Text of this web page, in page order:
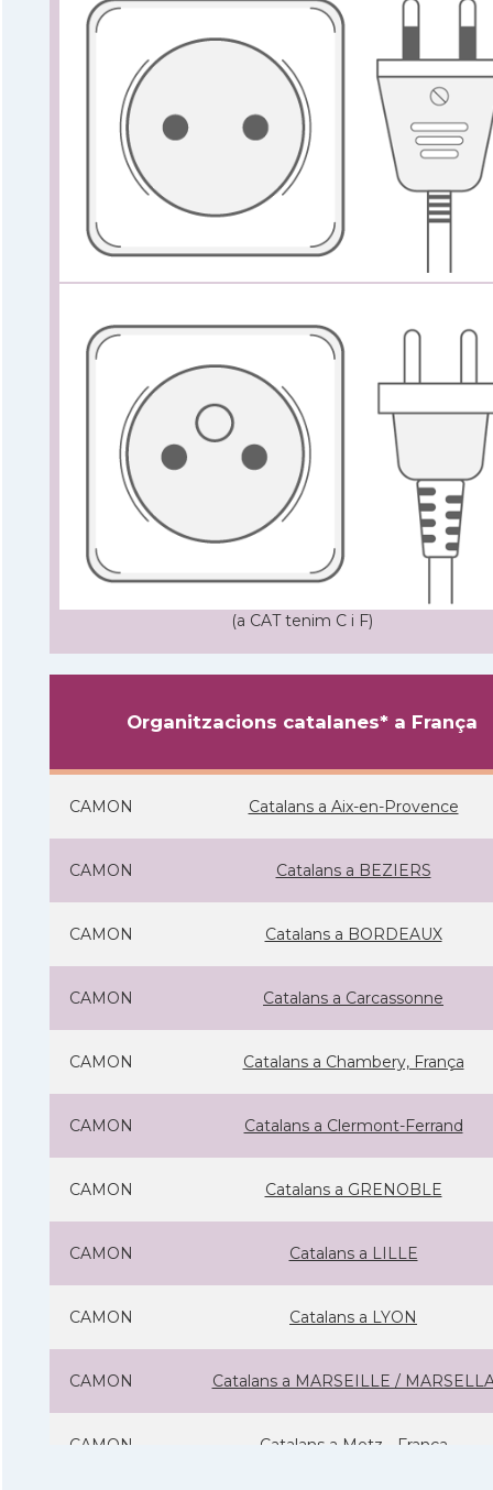
(a CAT tenim C i F)
Organitzacions catalanes* a França
CAMON Catalans a Aix-en-Provence
CAMON Catalans a BEZIERS
CAMON Catalans a BORDEAUX
CAMON Catalans a Carcassonne
CAMON Catalans a Chambery, França
CAMON Catalans a Clermont-Ferrand
CAMON Catalans a GRENOBLE
CAMON Catalans a LILLE
CAMON Catalans a LYON
CAMON Catalans a MARSEILLE /
CAMON Catalans a Metz - França